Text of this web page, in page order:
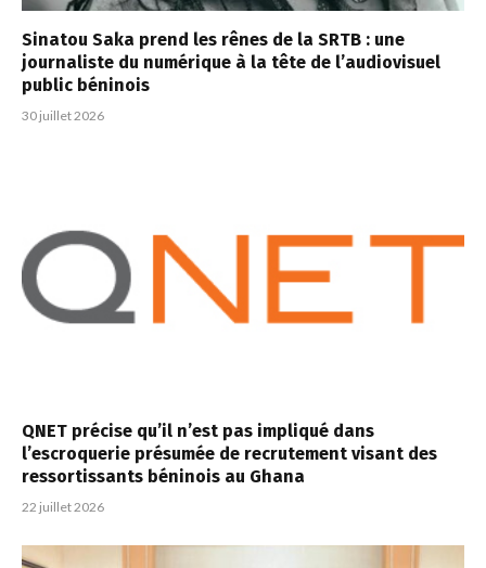
Sinatou Saka prend les rênes de la SRTB : une
journaliste du numérique à la tête de l’audiovisuel
public béninois
30 juillet 2026
QNET précise qu’il n’est pas impliqué dans
l’escroquerie présumée de recrutement visant des
ressortissants béninois au Ghana
22 juillet 2026